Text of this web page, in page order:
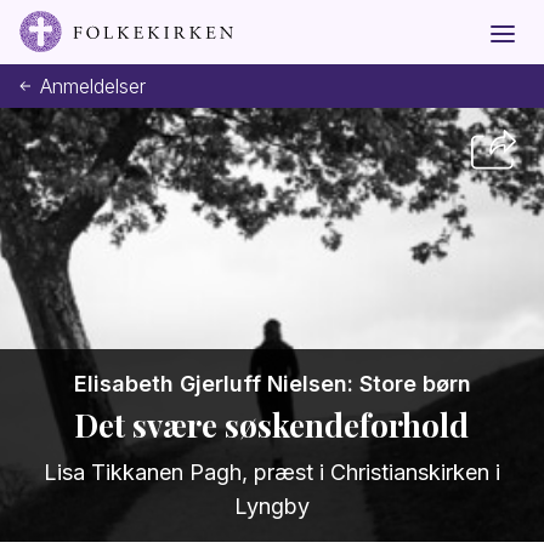
Anmeldelser
Det svære søskendeforhold
Elisabeth Gjerluff Nielsen: Store børn
Lisa Tikkanen Pagh, præst i Christianskirken i
Lyngby